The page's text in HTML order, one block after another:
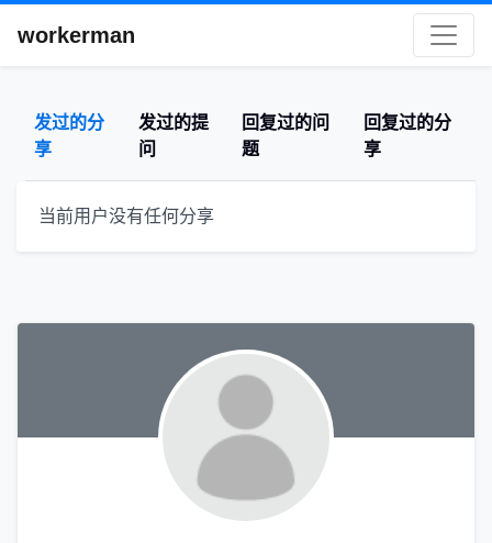
workerman
发过的分
享
发过的提
问
回复过的问
题
回复过的分
享
当前用户没有任何分享